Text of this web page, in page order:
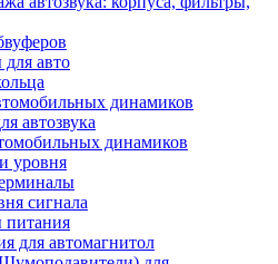
авто
динамиков
автозвука
динамиков
уровня
сигнала
питания
для автомагнитол